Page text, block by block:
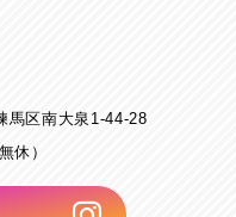
馬区南大泉1-44-28
休）